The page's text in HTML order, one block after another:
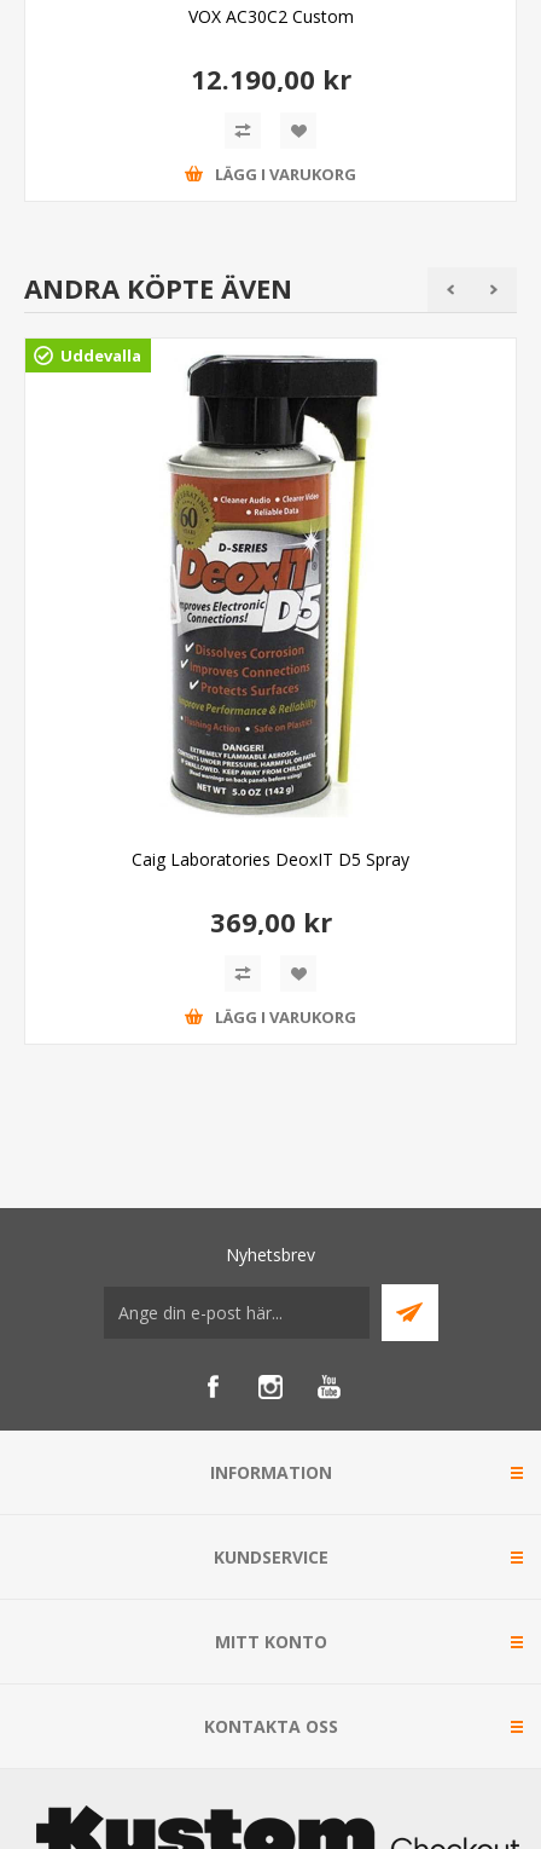
VOX AC30C2 Custom
12.190,00 kr
LÄGG I VARUKORG
ANDRA KÖPTE ÄVEN
Uddevalla
Caig Laboratories DeoxIT D5 Spray
369,00 kr
LÄGG I VARUKORG
Nyhetsbrev
INFORMATION
KUNDSERVICE
MITT KONTO
KONTAKTA OSS